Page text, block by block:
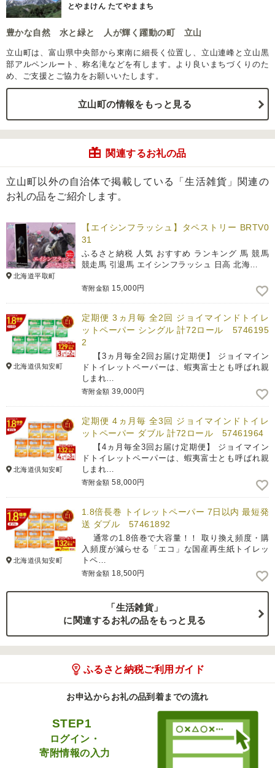
とやまけん たてやままち
豊かな自然 水と緑と 人が輝く躍動の町 立山
立山町は、富山県中央部から東南に細長く位置し、立山連峰と立山黒
部アルペンルート、称名滝などを有します。より良いまちづくりのた
め、ご支援とご協力をお願いいたします。
立山町の情報をもっと見る
関連するお礼の品
立山町以外の自治体で掲載している「生活雑貨」関連の
お礼の品をご紹介します。
北海道平取町
【エイシンフラッシュ】タペストリー BRTV0
31
ふるさと納税 人気 おすすめ ランキング 馬 競馬
競走馬 引退馬 エイシンフラッシュ 日高 北海…
寄附金額 15,000円
北海道倶知安町
定期便 3ヵ月毎 全2回 ジョイマインドトイレ
ットペーパー シングル 計72ロール 5746195
2
【3ヵ月毎全2回お届け定期便】 ジョイマイン
ドトイレットペーパーは、蝦夷富士とも呼ばれ親
しまれ…
寄附金額 39,000円
北海道倶知安町
定期便 4ヵ月毎 全3回 ジョイマインドトイレ
ットペーパー ダブル 計72ロール 57461964
【4ヵ月毎全3回お届け定期便】 ジョイマイン
ドトイレットペーパーは、蝦夷富士とも呼ばれ親
しまれ…
寄附金額 58,000円
北海道倶知安町
1.8倍長巻 トイレットペーパー 7日以内 最短発
送 ダブル 57461892
通常の1.8倍巻で大容量！！ 取り換え頻度・購
入頻度が減らせる「エコ」な国産再生紙トイレッ
トペ…
寄附金額 18,500円
「生活雑貨」
に関連するお礼の品をもっと見る
ふるさと納税ご利用ガイド
お申込からお礼の品到着までの流れ
STEP1
ログイン・
寄附情報の入力